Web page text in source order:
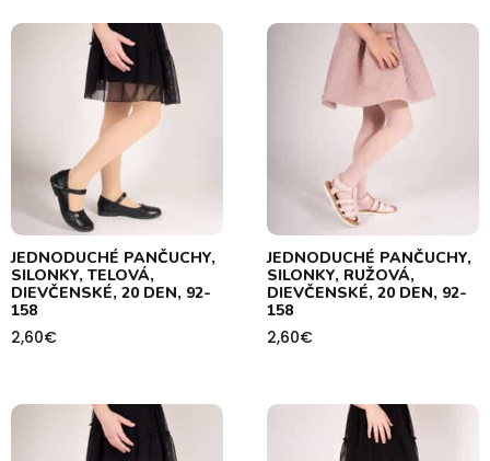
JEDNODUCHÉ PANČUCHY,
SILONKY, TELOVÁ,
DIEVČENSKÉ, 20 DEN, 92-
158
2,60€
JEDNODUCHÉ PANČUCHY,
SILONKY, RUŽOVÁ,
DIEVČENSKÉ, 20 DEN, 92-
158
2,60€